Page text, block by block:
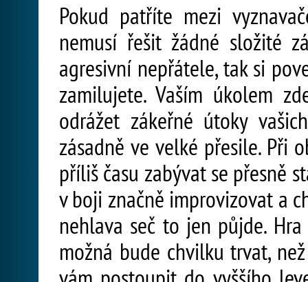
Pokud patříte mezi
nemusí řešit žádné složité
agresivní nepřátele, tak si
zamilujete. Vaším úkolem
odrážet zákeřné útoky
zásadně ve velké přesile. Při
příliš času zabývat se přesně
v boji značně improvizovat a
nehlava seč to jen půjde.
možná bude chvilku trvat,